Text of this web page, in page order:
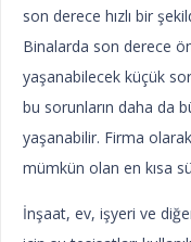
son derece hızlı bir
Binalarda son derece
yaşanabilecek küçük
bu sorunların daha da
yaşanabilir. Firma olarak
mümkün olan en kısa
İnşaat, ev, işyeri ve